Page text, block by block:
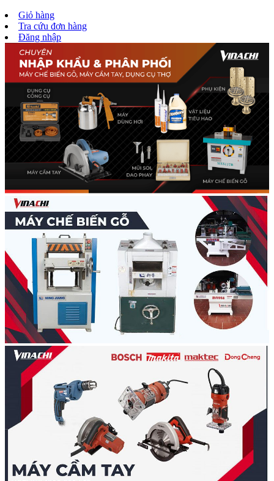
Giỏ hàng
Tra cứu đơn hàng
Đăng nhập